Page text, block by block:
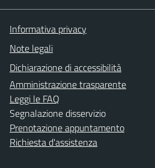
Informativa privacy
Note legali
Dichiarazione di accessibilità
Amministrazione trasparente
Leggi le FAQ
Segnalazione disservizio
Prenotazione appuntamento
Richiesta d'assistenza